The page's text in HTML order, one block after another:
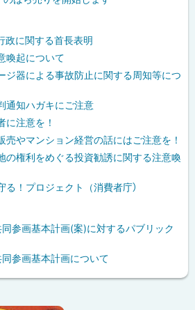
政に関する首長表明
喚起について
ジ器による事故防止に関する周知等につ
通知ハガキにご注意
に注意を！
売やマンション経営の話にはご注意を！
の権利をめぐる投資勧誘に関する注意喚
！プロジェクト（消費者庁）
参画基本計画(案)に対するパブリック
参画基本計画について